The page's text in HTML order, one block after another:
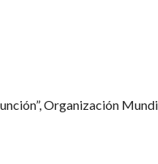
Organización